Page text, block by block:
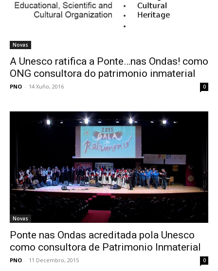
Novas
A Unesco ratifica a Ponte…nas Ondas! como
ONG consultora do patrimonio inmaterial
PNO - 14 Xuño, 2016 0
Novas
Ponte nas Ondas acreditada pola Unesco
como consultora de Patrimonio Inmaterial
PNO - 11 Decembro, 2015 0